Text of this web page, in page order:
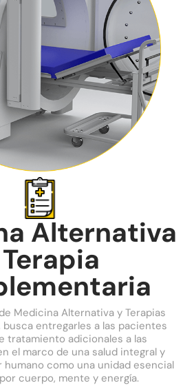
Alternativa
Medicina Alternativa y Terapias
entregarles a las pacientes
tratamiento adicionales a las
el marco de una salud integral y
como una unidad esencial
cuerpo, mente y energía.